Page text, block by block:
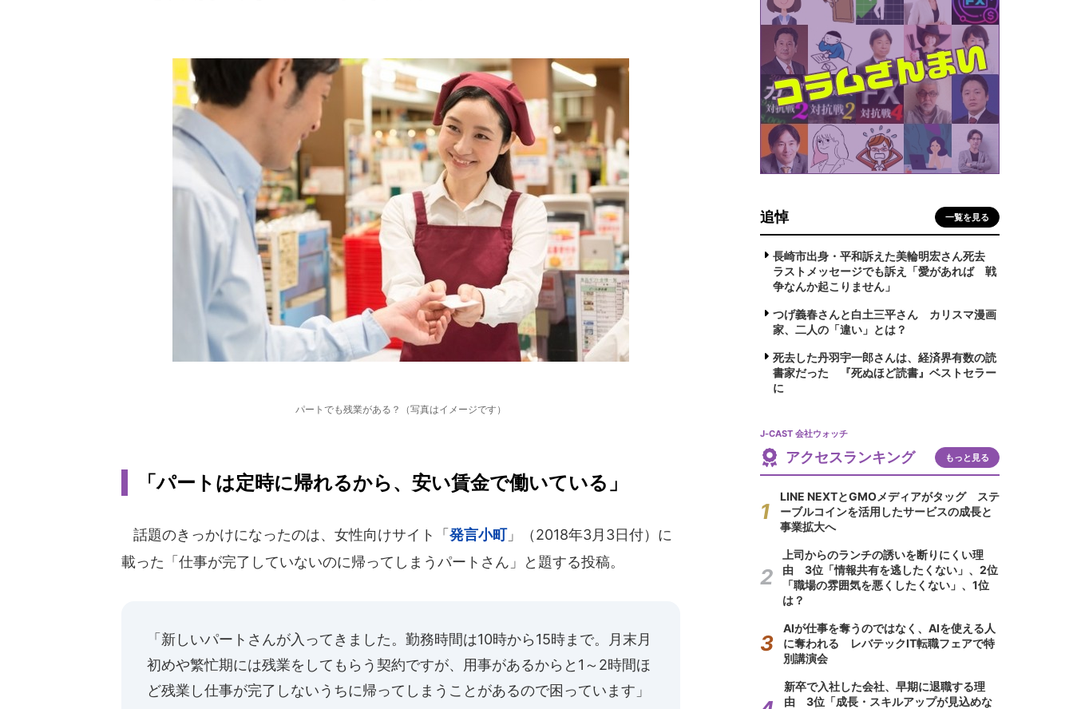
パートでも残業がある？（写真はイメージです）
「パートは定時に帰れるから、安い賃金で働いている」
話題のきっかけになったのは、女性向けサイト「 発言小町」（2018年3月3日付）に
載った「仕事が完了していないのに帰ってしまうパートさん」と題する投稿。
「新しいパートさんが入ってきました。勤務時間は10時から15時まで。月末月
初めや繁忙期には残業をしてもらう契約ですが、用事があるからと1～2時間ほ
ど残業し仕事が完了しないうちに帰ってしまうことがあるので困っています」
追悼 一覧を見る
長崎市出身・平和訴えた美輪明宏さん死去
ラストメッセージでも訴え「愛があれば 戦
争なんか起こりません」
つげ義春さんと白土三平さん カリスマ漫画
家、二人の「違い」とは？
死去した丹羽宇一郎さんは、経済界有数の読
書家だった 『死ぬほど読書』ベストセラー
に
J-CAST 会社ウォッチ
アクセスランキング もっと見る
LINE NEXTとGMOメディアがタッグ ステ
ーブルコインを活用したサービスの成長と
事業拡大へ
上司からのランチの誘いを断りにくい理
由 3位「情報共有を逃したくない」、2位
「職場の雰囲気を悪くしたくない」、1位
は？
AIが仕事を奪うのではなく、AIを使える人
に奪われる レバテックIT転職フェアで特
別講演会
新卒で入社した会社、早期に退職する理
由 3位「成長・スキルアップが見込めな